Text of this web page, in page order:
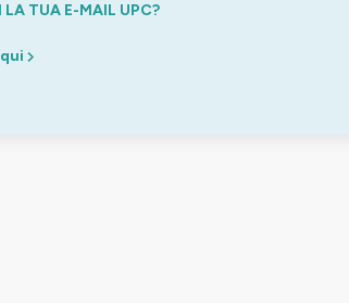
LA TUA E-MAIL UPC?